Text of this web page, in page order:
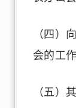
（四）
会的工
（五）